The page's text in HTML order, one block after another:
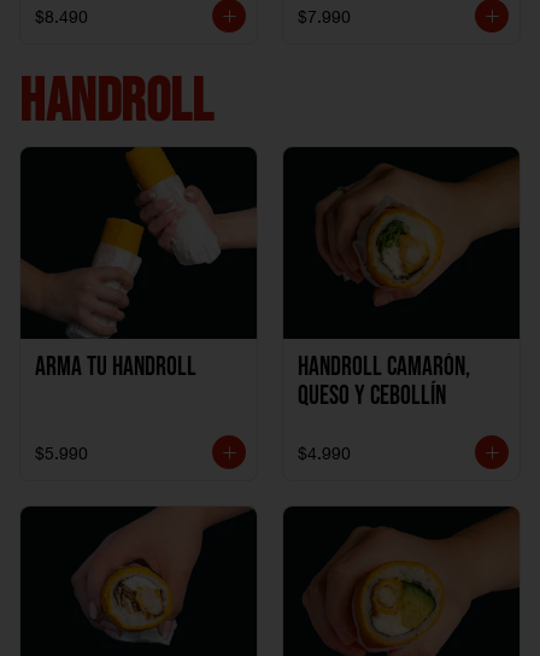
$8.490 $7.990
HANDROLL
Arma tu handroll
$5.990
Handroll Camarón,
Queso y Cebollín
$4.990